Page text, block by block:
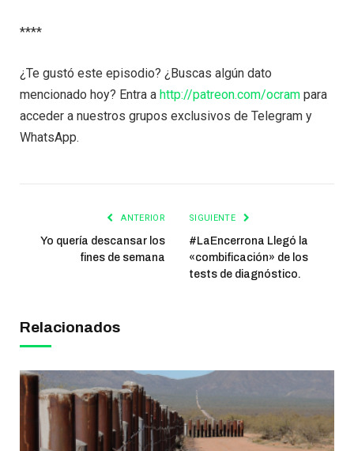
****
¿Te gustó este episodio? ¿Buscas algún dato
mencionado hoy? Entra a http://patreon.com/ocram para
acceder a nuestros grupos exclusivos de Telegram y
WhatsApp.
ANTERIOR
Yo quería descansar los
fines de semana
SIGUIENTE
#LaEncerrona Llegó la
«combificación» de los
tests de diagnóstico.
Relacionados